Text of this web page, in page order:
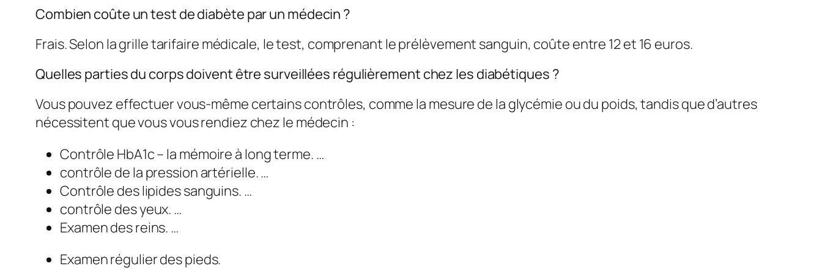
Combien coûte un test de diabète par un médecin ?
Frais. Selon la grille tarifaire médicale, le test, comprenant le prélèvement sanguin, coûte entre 12 et 16 euros.
Quelles parties du corps doivent être surveillées régulièrement chez les diabétiques ?
Vous pouvez effectuer vous-même certains contrôles, comme la mesure de la glycémie ou du poids, tandis que d’autres
nécessitent que vous vous rendiez chez le médecin :
Contrôle HbA1c – la mémoire à long terme. …
contrôle de la pression artérielle. …
Contrôle des lipides sanguins. …
contrôle des yeux. …
Examen des reins. …
Examen régulier des pieds.